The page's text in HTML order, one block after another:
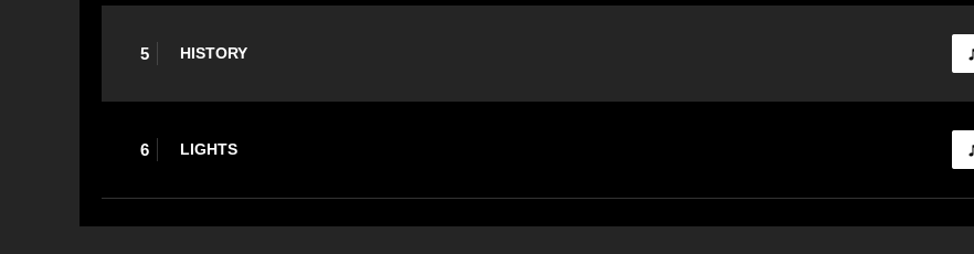
5 HISTORY
6 LIGHTS